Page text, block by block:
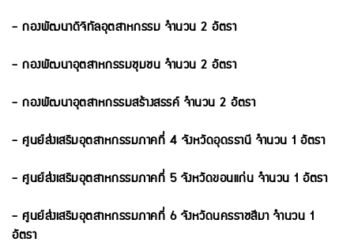
- กองพัฒนาดิจิทัลอุตสาหกรรม จำนวน 2 อัตรา
- กองพัฒนาอุตสาหกรรมชุมชน จำนวน 2 อัตรา
- กองพัฒนาอุตสาหกรรมสร้างสรรค์ จำนวน 2 อัตรา
- ศูนย์ส่งเสริมอุตสาหกรรมภาคที่ 4 จังหวัดอุดรธานี จำนวน 1 อัตรา
- ศูนย์ส่งเสริมอุตสาหกรรมภาคที่ 5 จังหวัดขอนแก่น จำนวน 1 อัตรา
- ศูนย์ส่งเสริมอุตสาหกรรมภาคที่ 6 จังหวัดนครราชสีมา จำนวน 1
อัตรา